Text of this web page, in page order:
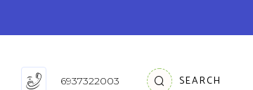
6937322003 SEARCH